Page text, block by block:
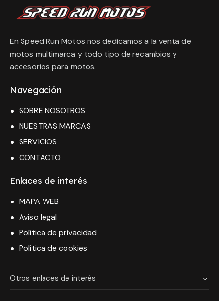
En Speed Run Motos nos dedicamos a la venta de
motos multimarca y todo tipo de recambios y
accesorios para motos.
Navegación
SOBRE NOSOTROS
NUESTRAS MARCAS
SERVICIOS
CONTACTO
Enlaces de interés
MAPA WEB
Aviso legal
Política de privacidad
Política de cookies